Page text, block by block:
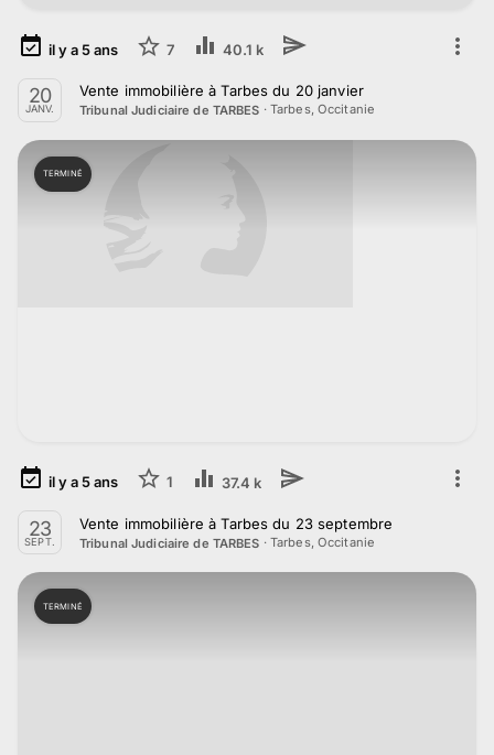
il y a5ans 7 40.1 k
20
JANV.
Vente immobilière à Tarbes du 20 janvier
Tribunal Judiciaire de TARBES · Tarbes, Occitanie
TERMINÉ
il y a5ans 1 37.4 k
23
SEPT.
Vente immobilière à Tarbes du 23 septembre
Tribunal Judiciaire de TARBES · Tarbes, Occitanie
TERMINÉ